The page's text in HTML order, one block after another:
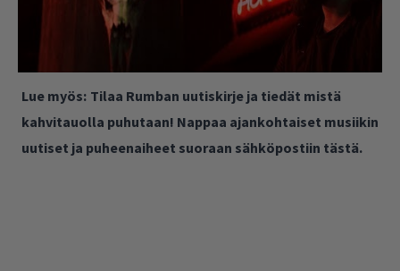
Lue myös: Tilaa Rumban uutiskirje ja tiedät mistä
kahvitauolla puhutaan! Nappaa ajankohtaiset musiikin
uutiset ja puheenaiheet suoraan sähköpostiin tästä.